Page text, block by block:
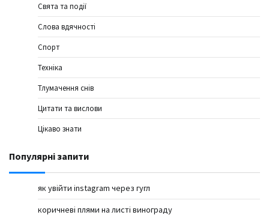
Свята та події
Слова вдячності
Спорт
Техніка
Тлумачення снів
Цитати та вислови
Цікаво знати
Популярні запити
як увійти instagram через гугл
коричневі плями на листі винограду